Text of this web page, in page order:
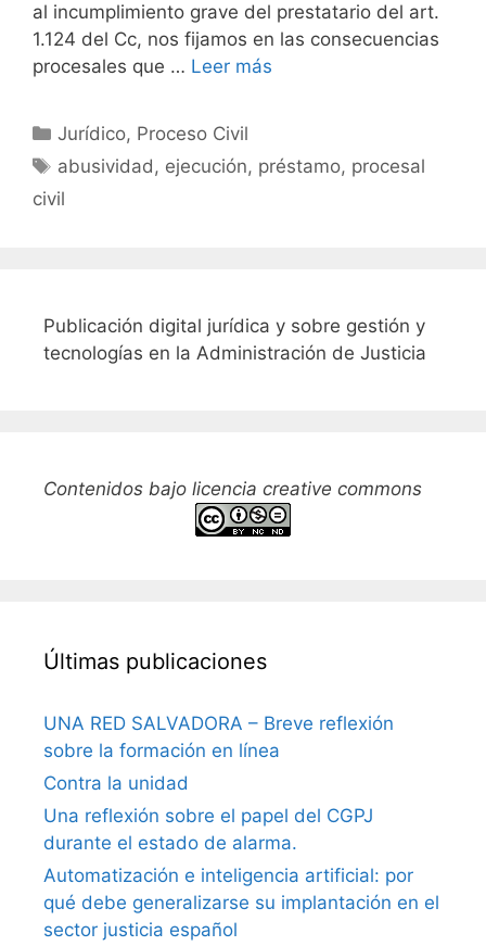
al incumplimiento grave del prestatario del art.
1.124 del Cc, nos fijamos en las consecuencias
procesales que … Leer más
Categorías
Jurídico, Proceso Civil
Etiquetas
abusividad, ejecución, préstamo, procesal
civil
Publicación digital jurídica y sobre gestión y
tecnologías en la Administración de Justicia
Contenidos bajo licencia creative commons
Últimas publicaciones
UNA RED SALVADORA – Breve reflexión
sobre la formación en línea
Contra la unidad
Una reflexión sobre el papel del CGPJ
durante el estado de alarma.
Automatización e inteligencia artificial: por
qué debe generalizarse su implantación en el
sector justicia español